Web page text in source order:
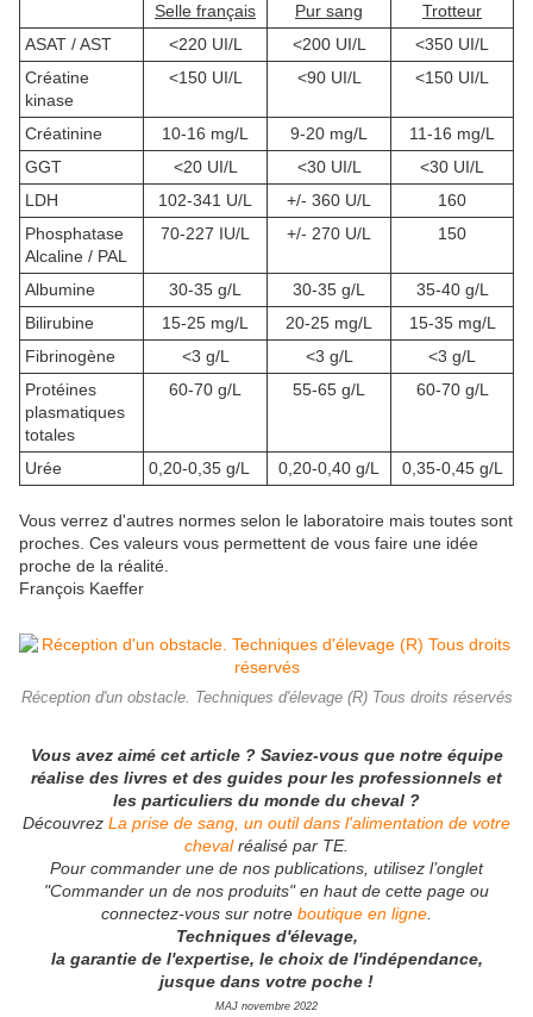
Selle français
Pur sang
Trotteur
ASAT / AST
<220 UI/L <200 UI/L
<350 UI/L
Créatine
kinase
<150 UI/L <90 UI/L <150 UI/L
Créatinine 10-16 mg/L 9-20 mg/L
11-16 mg/L
GGT
<20 UI/L <30 UI/L
<30 UI/L
LDH
102-341 U/L +/- 360 U/L
160
Phosphatase
Alcaline / PAL
70-227 IU/L +/- 270 U/L 150
Albumine 30-35 g/L 30-35 g/L
35-40 g/L
Bilirubine
15-25 mg/L 20-25 mg/L
15-35 mg/L
Fibrinogène
<3 g/L <3 g/L
<3 g/L
Protéines
plasmatiques
totales
60-70 g/L 55-65 g/L 60-70 g/L
Urée 0,20-0,35 g/L 0,20-0,40 g/L 0,35-0,45 g/L
Vous verrez d'autres normes selon le laboratoire mais toutes sont
proches. Ces valeurs vous permettent de vous faire une idée
proche de la réalité.
François Kaeffer
Réception d'un obstacle. Techniques d'élevage (R) Tous droits réservés
Vous avez aimé cet article ? Saviez-vous que notre équipe
réalise des livres et des guides pour les professionnels et
les particuliers du monde du cheval ?
Découvrez La prise de sang, un outil dans l'alimentation de votre
chevalréalisé par TE.
Pour commander une de nos publications, utilisez l’onglet
"Commander un de nos produits" en haut de cette page ou
connectez-vous sur notre boutique en ligne
Techniques d'élevage,
la garantie de l'expertise, le choix de l'indépendance,
jusque dans votre poche !
MAJ novembre 2022